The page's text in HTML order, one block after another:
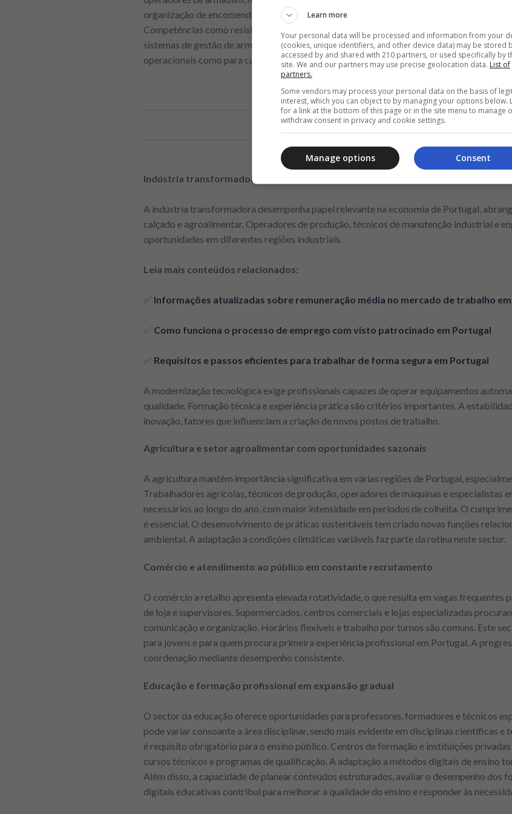
organização de encomendas e no cumprimento de prazos é um fator determinante para
Competências como resistência física, organização e capacidade de trabalhar em
sistemas de gestão de armazém pode representar vantagem adicional. O sector
operacionais como para cargos de coordenação.
Anuncio
Indústria transformadora e produção técnica especializada
A indústria transformadora desempenha papel relevante na economia de Portugal,
calçado e agroalimentar. Operadores de produção, técnicos de manutenção industrial e
oportunidades em diferentes regiões industriais.
Leia mais conteúdos relacionados:
✅ Informações atualizadas sobre remuneração média no mercado de trabalho
✅ Como funciona o processo de emprego com visto patrocinado em Portugal
✅ Requisitos e passos eficientes para trabalhar de forma segura em Portugal
A modernização tecnológica exige profissionais capazes de operar equipamentos
qualidade. Formação técnica e experiência prática são critérios importantes. A
inovação, fatores que influenciam a criação de novos postos de trabalho.
Agricultura e setor agroalimentar com oportunidades sazonais
A agricultura mantém importância significativa em várias regiões de Portugal,
Trabalhadores agrícolas, técnicos de produção, operadores de máquinas e especialistas
necessários ao longo do ano, com maior intensidade em períodos de colheita. O
é essencial. O desenvolvimento de práticas sustentáveis tem criado novas funções
ambiental. A adaptação a condições climáticas variáveis faz parte da rotina neste sector.
Comércio e atendimento ao público em constante recrutamento
O comércio a retalho apresenta elevada rotatividade, o que resulta em vagas frequentes
de loja e supervisores. Supermercados, centros comerciais e lojas especializadas
comunicação e organização. Horários flexíveis e trabalho por turnos são comuns. Este
para jovens e para quem procura primeira experiência profissional em Portugal. A
coordenação mediante desempenho consistente.
Educação e formação profissional em expansão gradual
O sector da educação oferece oportunidades para professores, formadores e técnicos
pode variar consoante a área disciplinar, sendo mais evidente em disciplinas científicas
é requisito obrigatório para o ensino público. Centros de formação e instituições
cursos técnicos e programas de qualificação. A adaptação a métodos digitais de ensino
Além disso, a capacidade de planear conteúdos estruturados, avaliar o desempenho dos
digitais educativas contribui para melhorar a qualidade do ensino e responder às
Learn more
Your personal data will be processed and information from your
(cookies, unique identifiers, and other device data) may be stored
accessed by and shared with 210 partners, or used specifically by
site. We and our partners may use precise geolocation data. List of
partners.
Some vendors may process your personal data on the basis of
interest, which you can object to by managing your options below.
for a link at the bottom of this page or in the site menu to manage
withdraw consent in privacy and cookie settings.
Consent
Manage options